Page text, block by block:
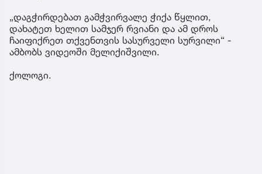
„დაგჭირდებათ გამჭვირვალე ჭიქა წყლით,
დახატეთ ხელით სამჯერ რვიანი და ამ დროს
ჩაიფიქრეთ თქვენთვის სასურველი სურვილი“ -
ამბობს ვიდეოში მელიქიშვილი.
ქოლოგი.